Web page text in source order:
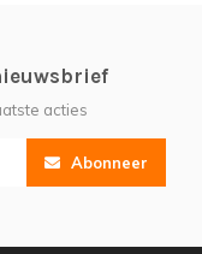
acties
Abonneer